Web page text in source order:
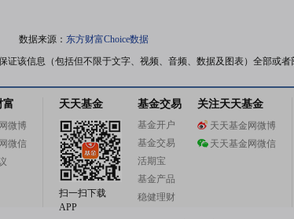
数据来源： 东方财富Choice数据
该信息（包括但不限于文字、视频、音频、数据及图表）全部或
富
微博
微信
天天基金
扫一扫下载
APP
基金交易
基金开户
基金交易
活期宝
基金产品
稳健理财
关注天天基金
天天基金网微博
天天基金网微信